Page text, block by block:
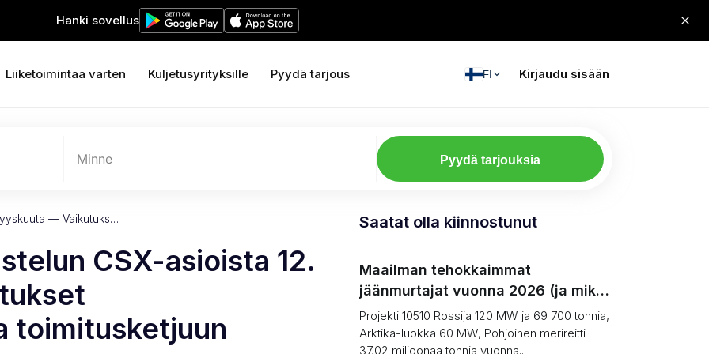
Hanki sovellus
Liiketoimintaa varten Kuljetusyrityksille Pyydä tarjous FI Kirjaudu sisään
Minne Pyydä tarjouksia
— Vaikutuks…
CSX-asioista 12.
toimitusketjuun
Saatat olla kiinnostunut
Maailman tehokkaimmat
jäänmurtajat vuonna 2026 (ja miksi
arktinen rahti laskee silti)
Projekti 10510 Rossija 120 MW ja 69 700 tonnia,
Arktika-luokka 60 MW, Pohjoinen merireitti
37,02 miljoonaa tonnia vuonna...